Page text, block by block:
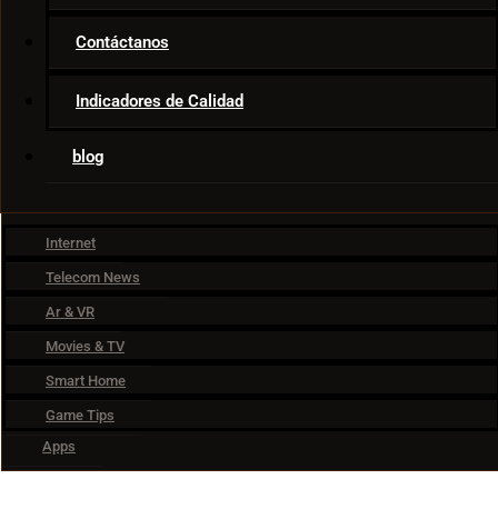
Game Tips
Contáctanos
Indicadores de Calidad
blog
Internet
Telecom News
Ar & VR
Movies & TV
Smart Home
Game Tips
Apps